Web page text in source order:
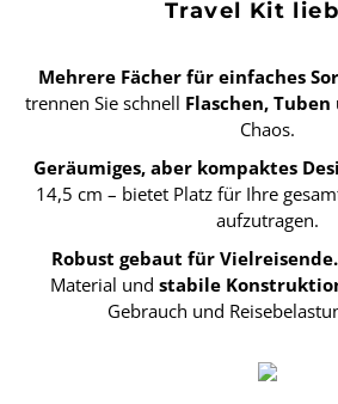
Travel Kit
Mehrere Fächer für einfaches
trennen Sie schnell Flaschen,
Chaos.
Geräumiges, aber kompaktes
14,5 cm – bietet Platz für Ihre
aufzutragen.
Robust gebaut für Vielreisende.
Material und stabile
Gebrauch und